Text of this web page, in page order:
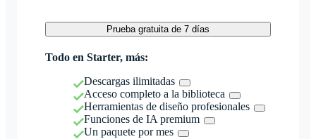
Prueba gratuita de 7 días
Todo en Starter, más:
Descargas ilimitadas
Acceso completo a la biblioteca
Herramientas de diseño profesionales
Funciones de IA premium
Un paquete por mes